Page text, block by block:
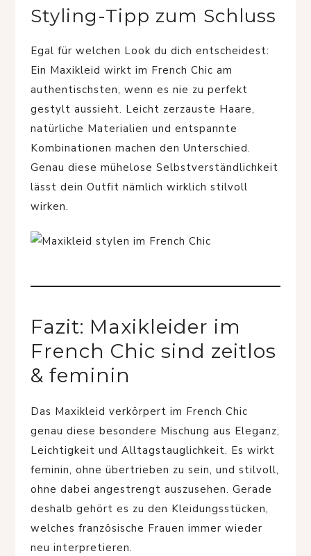
Styling-Tipp zum Schluss
Egal für welchen Look du dich entscheidest:
Ein Maxikleid wirkt im French Chic am
authentischsten, wenn es nie zu perfekt
gestylt aussieht. Leicht zerzauste Haare,
natürliche Materialien und entspannte
Kombinationen machen den Unterschied.
Genau diese mühelose Selbstverständlichkeit
lässt dein Outfit nämlich wirklich stilvoll
wirken.
Fazit: Maxikleider im
French Chic sind zeitlos
& feminin
Das Maxikleid verkörpert im French Chic
genau diese besondere Mischung aus Eleganz,
Leichtigkeit und Alltagstauglichkeit. Es wirkt
feminin, ohne übertrieben zu sein, und stilvoll,
ohne dabei angestrengt auszusehen. Gerade
deshalb gehört es zu den Kleidungsstücken,
welches französische Frauen immer wieder
neu interpretieren.